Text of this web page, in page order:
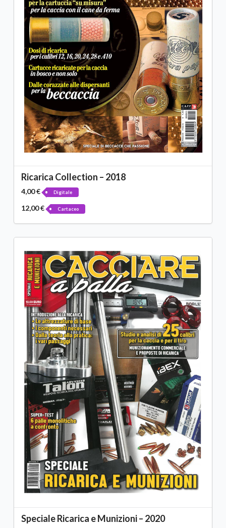
Ricarica Collection – 2018
4,00 € Digitale
12,00 € Cartaceo
Speciale Ricarica e Munizioni – 2020